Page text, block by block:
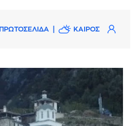
ΠΡΩΤΟΣΕΛΙΔΑ ΚΑΙΡΟΣ